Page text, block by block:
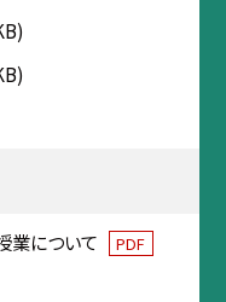
業について PDF